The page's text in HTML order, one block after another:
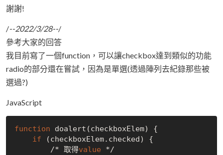
謝謝!
/--2022/3/28--/
參考大家的回答
我目前寫了一個function，可以讓checkbox達到類似的功能
radio的部分還在嘗試，因為是單選(透過陣列去紀錄那些被
選過?)
JavaScript
function doalert(checkboxElem) {
if (checkboxElem.checked) {
        /* 取得
value */